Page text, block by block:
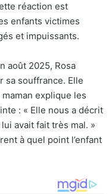
réaction est
enfants victimes
et impuissants.
août 2025, Rosa
sa souffrance. Elle
explique les
: « Elle nous a décrit
avait fait très mal. »
à quel point l’enfant